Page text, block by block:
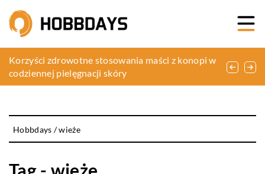
Jak wybrać idealne rękawice na zimowe
szaleństwa na stoku?
Korzyści zdrowotne stosowania maści z konopi w
codziennej pielęgnacji skóry
Jak rozpocząć przygodę z drukiem 3D w domu?
Hobbdays /wieże